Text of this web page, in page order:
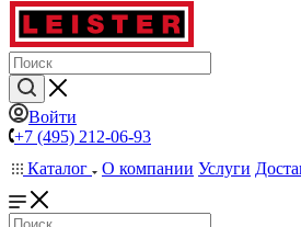
Войти
+7 (495) 212-06-93
Каталог
О компании Услуги